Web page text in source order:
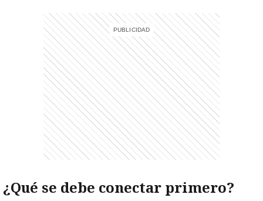
¿Qué se debe conectar primero?